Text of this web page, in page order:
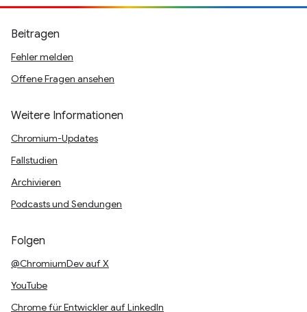
Beitragen
Fehler melden
Offene Fragen ansehen
Weitere Informationen
Chromium-Updates
Fallstudien
Archivieren
Podcasts und Sendungen
Folgen
@ChromiumDev auf X
YouTube
Chrome für Entwickler auf LinkedIn